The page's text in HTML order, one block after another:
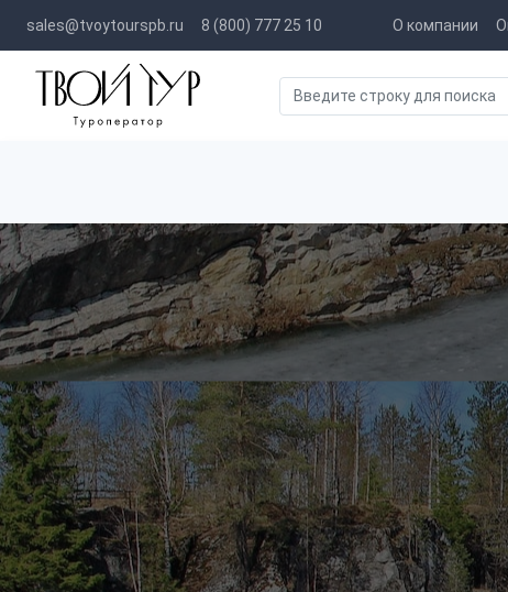
sales@tvoytourspb.ru 8 (800) 777 25 10 О компании